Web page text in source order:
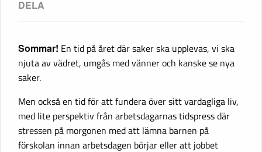
Sommar! En tid på året där saker ska upplevas, vi ska
njuta av vädret, umgås med vänner och kanske se nya
saker.
Men också en tid för att fundera över sitt vardagliga liv,
med lite perspektiv från arbetsdagarnas tidspress där
stressen på morgonen med att lämna barnen på
förskolan innan arbetsdagen börjar eller att jobbet